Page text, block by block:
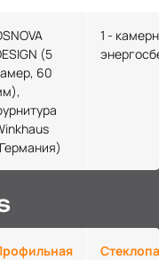
(5
60
1 -